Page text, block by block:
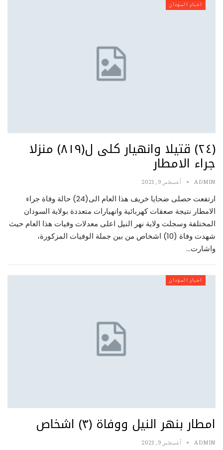
اخبار السودان
(٢٤) قتيلا وانهيار كلى ل(٨١٩) منزلا
جراء الامطار
ADMIN أغسطس 9, 2021
ارتفعت حصلى ضحايا خريف هذا العام الى(24) حالة وفاة جراء
الامطار نتيجة صعقات كهربائية وانهيارات متعددة بولاية السودان
المختلفة وسجلت ولاية نهر النيل اعلى معدلات وفيات هذا العام حيث
شهدت وفاة (10) اشخاص من بين جملة الوفيات المزكورة،
واشارت…
اخبار السودان
امطار بنهر النيل ووفاة (٣) اشخاص
ADMIN أغسطس 9, 2021